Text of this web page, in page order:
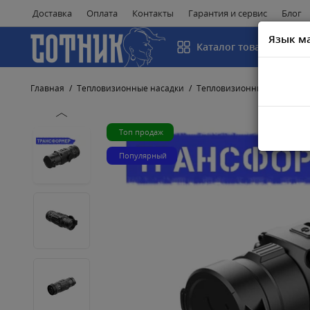
Доставка Оплата Контакты Гарантия и сервис Блог
Каталог товаров
Главная Тепловизионные насадки Тепловизионные насадки
Язык
Топ продаж
Популярный